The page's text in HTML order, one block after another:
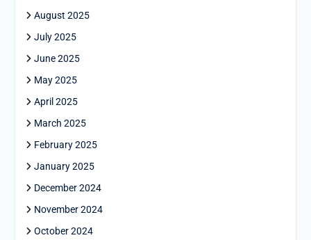
August 2025
July 2025
June 2025
May 2025
April 2025
March 2025
February 2025
January 2025
December 2024
November 2024
October 2024